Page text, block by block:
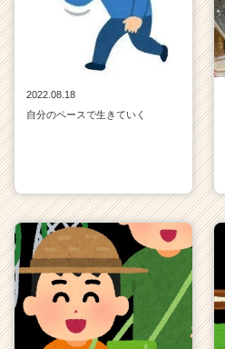
2022.08.18
自分のペースで生きていく